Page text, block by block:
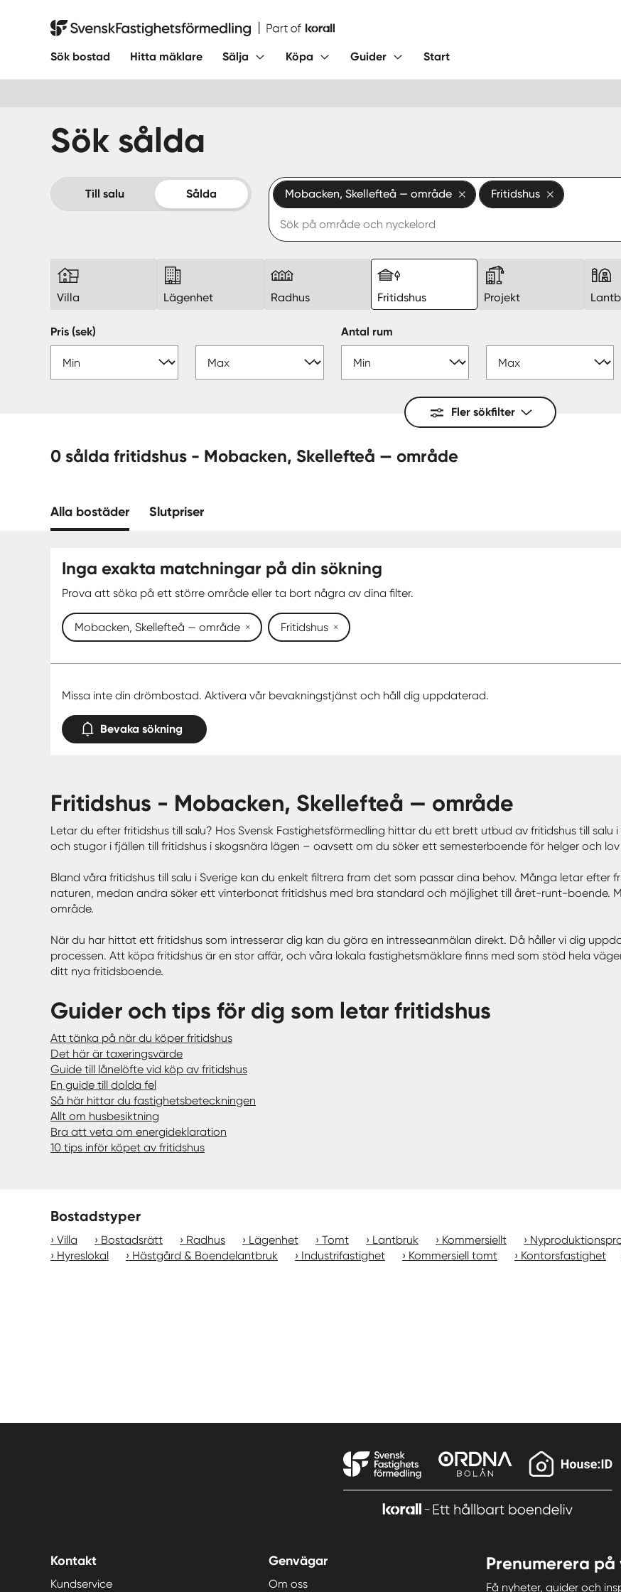
Svensk Fastighetsförmedling
Sök bostad Hitta mäklare Sälja Köpa Guider Start
Sök sålda
Till salu Sålda Mobacken, Skellefteå — område Fritidshus
Villa Lägenhet Radhus Fritidshus Projekt
Pris (sek) Antal rum
Fler sökfilter
0 sålda fritidshus - Mobacken, Skellefteå — område
Alla bostäder Slutpriser
Inga exakta matchningar på din sökning
Prova att söka på ett större område eller ta bort några av dina filter.
Mobacken, Skellefteå — område Fritidshus
Missa inte din drömbostad. Aktivera vår bevakningstjänst och håll dig uppdaterad.
Bevaka sökning
fritidshus - Mobacken, Skellefteå — område
Letar du efter fritidshus till salu? Hos Svensk Fastighetsförmedling hittar du ett brett utbud av fritidshus till salu
och stugor i fjällen till fritidshus i skogsnära lägen – oavsett om du söker ett semesterboende för helger och
Bland våra fritidshus till salu i Sverige kan du enkelt filtrera fram det som passar dina behov. Många letar efter
naturen, medan andra söker ett vinterbonat fritidshus med bra standard och möjlighet till året-runt-boende.
område.
När du har hittat ett fritidshus som intresserar dig kan du göra en intresseanmälan direkt. Då håller vi dig
processen. Att köpa fritidshus är en stor affär, och våra lokala fastighetsmäklare finns med som stöd hela
ditt nya fritidsboende.
Guider och tips för dig som letar fritidshus
Att tänka på när du köper fritidshus
Det här är taxeringsvärde
Guide till lånelöfte vid köp av fritidshus
En guide till dolda fel
Så här hittar du fastighetsbeteckningen
Allt om husbesiktning
Bra att veta om energideklaration
10 tips inför köpet av fritidshus
Bostadstyper
Villa Bostadsrätt Radhus Lägenhet Tomt Lantbruk Kommersiellt
Hyreslokal
Hästgård & Boendelantbruk Industrifastighet Kommersiell tomt Kontorsfastighet
Kontakt
Kundservice
Genvägar
Om oss
Prenumerera
Få nyheter, guider och